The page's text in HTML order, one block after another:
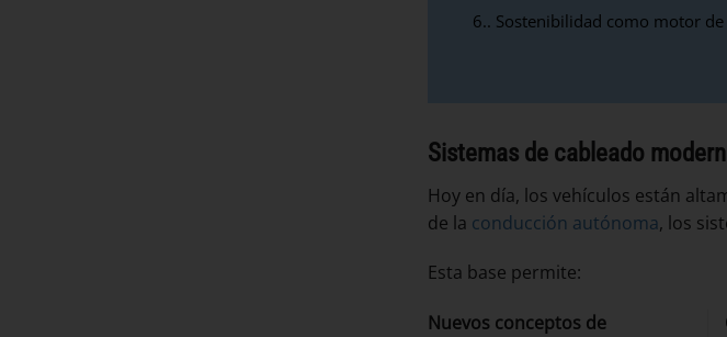
6. Sostenibilidad como motor
Sistemas de cableado
Hoy en día, los vehículos están
de la conducción autónoma, los
Esta base permite:
Nuevos conceptos de